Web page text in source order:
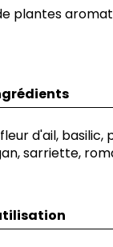
plantes
d'ail, basilic,
sarriette,